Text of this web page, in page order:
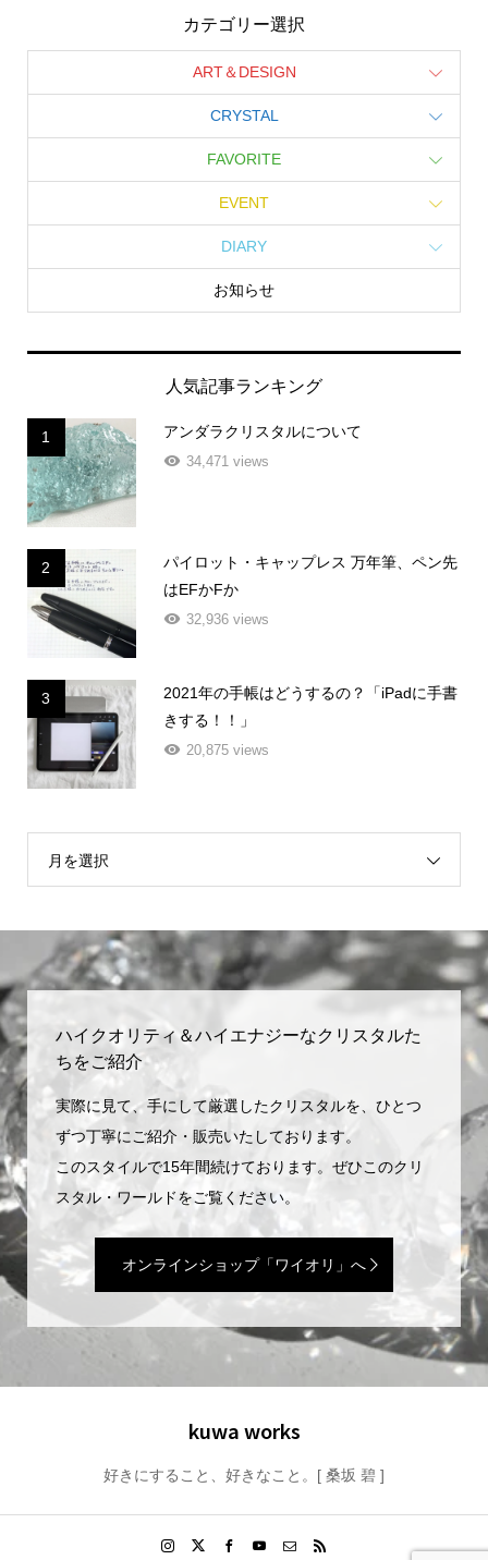
カテゴリー選択
ART＆DESIGN
CRYSTAL
FAVORITE
EVENT
DIARY
お知らせ
人気記事ランキング
1 アンダラクリスタルについて
34,471 views
2
パイロット・キャップレス 万年筆、ペン先
はEFかFか
32,936 views
3
2021年の手帳はどうするの？「iPadに手書
きする！！」
20,875 views
月を選択
ハイクオリティ＆ハイエナジーなクリスタルた
ちをご紹介
実際に見て、手にして厳選したクリスタルを、ひとつ
ずつ丁寧にご紹介・販売いたしております。
このスタイルで15年間続けております。ぜひこのクリ
スタル・ワールドをご覧ください。
オンラインショップ「ワイオリ」へ
kuwa works
好きにすること、好きなこと。[ 桑坂 碧 ]